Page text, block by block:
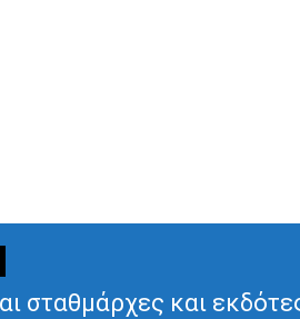
σταθμάρχες και